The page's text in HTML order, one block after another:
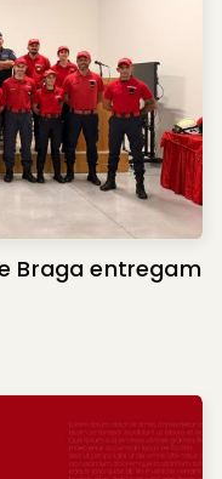
Braga entregam